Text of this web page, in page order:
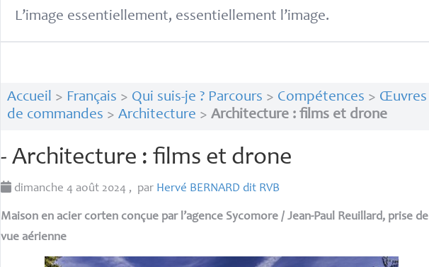
L’image essentiellement, essentiellement l’image.
Accueil > Français > Qui suis-je ? Parcours > Compétences > Œuvres
de commandes > Architecture > Architecture : films et drone
- Architecture : films et drone
dimanche 4 août 2024 , par Hervé BERNARD dit RVB
Maison en acier corten conçue par l’agence Sycomore / Jean-Paul Reuillard, prise de
vue aérienne